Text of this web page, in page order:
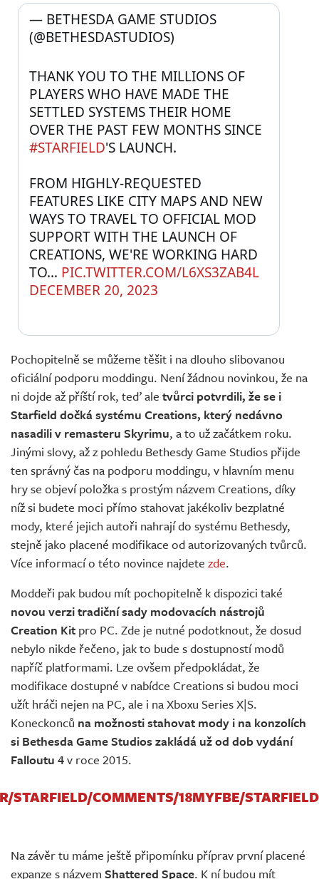
THANK YOU TO THE MILLIONS OF
PLAYERS WHO HAVE MADE THE
SETTLED SYSTEMS THEIR HOME
#STARFIELD'S LAUNCH.
FROM HIGHLY-REQUESTED
FEATURES LIKE CITY MAPS AND NEW
WAYS TO TRAVEL TO OFFICIAL MOD
SUPPORT WITH THE LAUNCH OF
CREATIONS, WE'RE WORKING HARD
TO… PIC.TWITTER.COM/L6XS3ZAB4L
— BETHESDA GAME STUDIOS
(@BETHESDASTUDIOS)
DECEMBER 20, 2023
Pochopitelně se můžeme těšit i na dlouho slibovanou
oficiální podporu moddingu. Není žádnou novinkou, že na
ni dojde až příští rok, teď ale tvůrci potvrdili, že se i
Starfield dočká systému Creations, který nedávno
nasadili v remasteru Skyrimu, a to už začátkem roku.
Jinými slovy, až z pohledu Bethesdy Game Studios přijde
ten správný čas na podporu moddingu, v hlavním menu
hry se objeví položka s prostým názvem Creations, díky
níž si budete moci přímo stahovat jakékoliv bezplatné
mody, které jejich autoři nahrají do systému Bethesdy,
stejně jako placené modifikace od autorizovaných tvůrců.
Více informací o této novince najdete zde.
Moddeři pak budou mít pochopitelně k dispozici také
novou verzi tradiční sady modovacích nástrojů
Creation Kit pro PC. Zde je nutné podotknout, že dosud
nebylo nikde řečeno, jak to bude s dostupností modů
napříč platformami. Lze ovšem předpokládat, že
modifikace dostupné v nabídce Creations si budou moci
užít hráči nejen na PC, ale i na Xboxu Series X|S.
Koneckonců na možnosti stahovat mody i na konzolích
si Bethesda Game Studios zakládá už od dob vydání
Falloutu 4v roce 2015.
STARFIELD/COMMENTS/18MYFBE/
Na závěr tu máme ještě připomínku příprav první placené
expanze s názvem Shattered Space. K ní budou mít